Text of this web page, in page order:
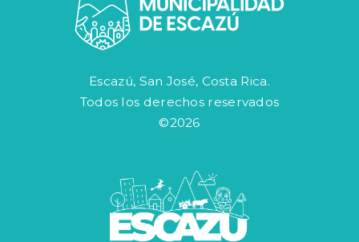
Escazú, San José, Costa Rica.
Todos los derechos reservados
©2026